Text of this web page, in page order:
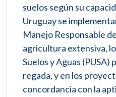
suelos según su
Uruguay se
Manejo Responsable
agricultura extensiva,
Suelos y Aguas (PUSA)
regada, y en los
concordancia con la